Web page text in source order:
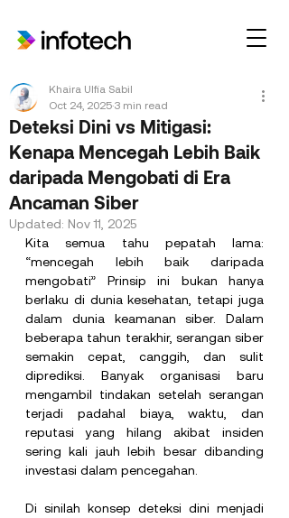
Deteksi Dini vs Mitigasi:
Kenapa Mencegah Lebih Baik
daripada Mengobati di Era
Ancaman Siber
Khaira Ulfia Sabil
Oct 24, 2025 3 min read
Updated: Nov 11, 2025
Kita semua tahu pepatah lama:
“mencegah lebih baik daripada
mengobati” Prinsip ini bukan hanya
berlaku di dunia kesehatan, tetapi juga
dalam dunia keamanan siber. Dalam
beberapa tahun terakhir, serangan siber
semakin cepat, canggih, dan sulit
diprediksi. Banyak organisasi baru
mengambil tindakan setelah serangan
terjadi padahal biaya, waktu, dan
reputasi yang hilang akibat insiden
sering kali jauh lebih besar dibanding
investasi dalam pencegahan.
Di sinilah konsep deteksi dini menjadi